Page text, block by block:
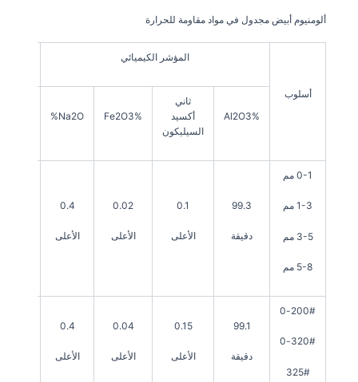
ألومنيوم أبيض مجدول في مواد مقاومة للحرارة
أسلوب
المؤشر الكيميائي
Al2O3%
ثاني
أكسيد
السيليكون
Fe2O3%
Na2O%
0-1 مم
1-3 مم
3-5 مم
5-8 مم
99.3
دقيقة
0.1
الأعلى
0.02
الأعلى
0.4
الأعلى
200#-0
320#-0
325#
99.1
دقيقة
0.15
الأعلى
0.04
الأعلى
0.4
الأعلى